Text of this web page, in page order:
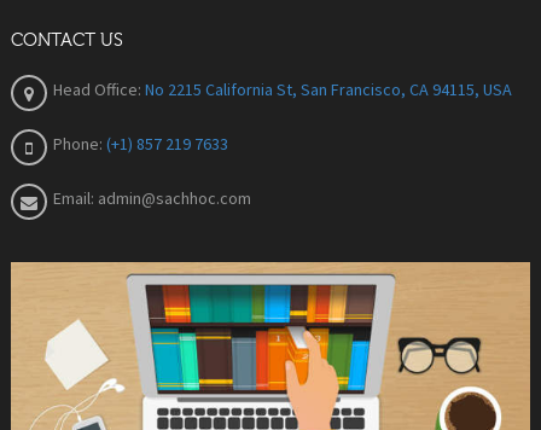
CONTACT US
Head Office: No 2215 California St, San Francisco, CA 94115, USA
Phone: (+1) 857 219 7633
Email: admin@sachhoc.com